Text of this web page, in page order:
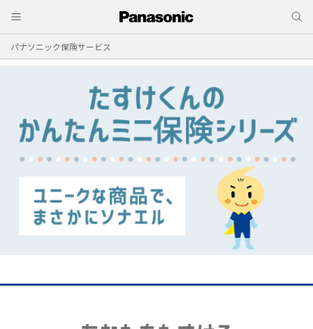
パナソニック保険サービス